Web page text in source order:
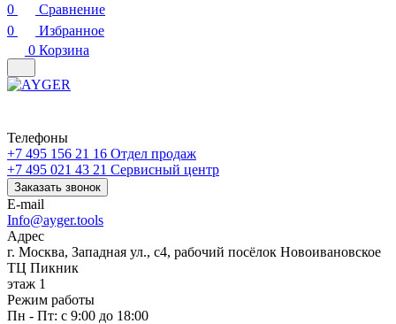
0
Сравнение
0
Избранное
0 Корзина
Телефоны
+7 495 156 21 16 Отдел продаж
+7 495 021 43 21 Cервисный центр
Заказать звонок
E-mail
Info@ayger.tools
Адрес
г. Москва, Западная ул., с4, рабочий посёлок Новоивановское
ТЦ Пикник
этаж 1
Режим работы
Пн - Пт: с 9:00 до 18:00